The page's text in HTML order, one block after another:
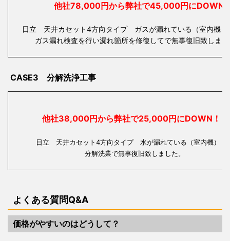
他社78,000円から弊社で45,000円にDOWN
日立 天井カセット4方向タイプ ガスが漏れている（室内機・
ガス漏れ検査を行い漏れ箇所を修復してで無事復旧致しま
CASE3 分解洗浄工事
他社38,000円から弊社で25,000円にDOWN！
日立 天井カセット4方向タイプ 水が漏れている（室内
分解洗業で無事復旧致しました。
よくある質問Q&A
価格がやすいのはどうして？